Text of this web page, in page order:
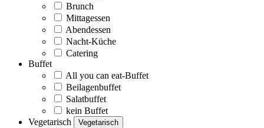
Brunch
Mittagessen
Abendessen
Nacht-Küche
Catering
Buffet
All you can eat-Buffet
Beilagenbuffet
Salatbuffet
kein Buffet
Vegetarisch
Vegetarisch